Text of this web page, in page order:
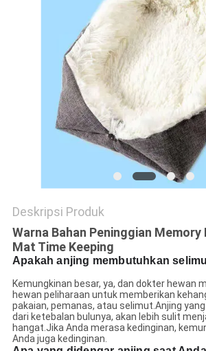
Deskripsi Produk
Warna Bahan Peninggian Memory
Mat Time Keeping
Apakah anjing membutuhkan
Kemungkinan besar, ya, dan dokter hewan
hewan peliharaan untuk memberikan
pakaian, pemanas, atau selimut.Anjing
dari ketebalan bulunya, akan lebih sulit
hangat.Jika Anda merasa kedinginan,
Anda juga kedinginan.